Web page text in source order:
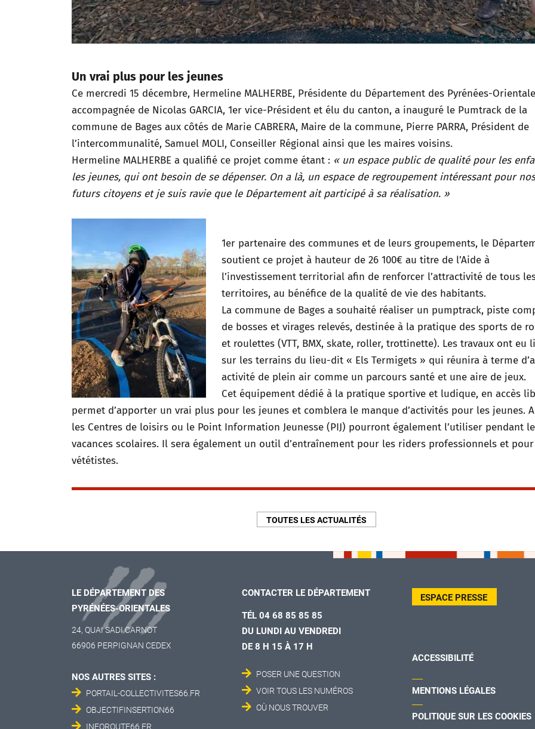
Un vrai plus pour les jeunes
Ce mercredi 15 décembre, Hermeline MALHERBE, Présidente du Département des Pyrénées-
accompagnée de Nicolas GARCIA, 1er vice-Président et élu du canton, a inauguré le Pumtrack de la
commune de Bages aux côtés de Marie CABRERA, Maire de la commune, Pierre PARRA, Président de
l’intercommunalité, Samuel MOLI, Conseiller Régional ainsi que les maires voisins.
Hermeline MALHERBE a qualifié ce projet comme étant : « un espace public de qualité pour les
les jeunes, qui ont besoin de se dépenser. On a là, un espace de regroupement intéressant pour nos
futurs citoyens et je suis ravie que le Département ait participé à sa réalisation. »
1er partenaire des communes et de leurs groupements, le
soutient ce projet à hauteur de 26 100€ au titre de l’Aide à
l’investissement territorial afin de renforcer l’attractivité de tous
territoires, au bénéfice de la qualité de vie des habitants.
La commune de Bages a souhaité réaliser un pumptrack, piste
de bosses et virages relevés, destinée à la pratique des sports de
et roulettes (VTT, BMX, skate, roller, trottinette). Les travaux ont eu
sur les terrains du lieu-dit « Els Termigets » qui réunira à terme
activité de plein air comme un parcours santé et une aire de jeux.
Cet équipement dédié à la pratique sportive et ludique, en accès
permet d’apporter un vrai plus pour les jeunes et comblera le manque d’activités pour les jeunes.
les Centres de loisirs ou le Point Information Jeunesse (PIJ) pourront également l’utiliser pendant
vacances scolaires. Il sera également un outil d’entraînement pour les riders professionnels et
vététistes.
TOUTES LES ACTUALITÉS
LE DÉPARTEMENT DES
PYRÉNÉES-ORIENTALES
24, QUAI SADI CARNOT
66906 PERPIGNAN CEDEX
NOS AUTRES SITES :
PORTAIL-COLLECTIVITES66.FR
OBJECTIFINSERTION66
INFOROUTE66.FR
CONTACTER LE DÉPARTEMENT
TÉL 04 68 85 85 85
DU LUNDI AU VENDREDI
DE 8 H 15 À 17 H
POSER UNE QUESTION
VOIR TOUS LES NUMÉROS
OÙ NOUS TROUVER
ESPACE PRESSE
ACCESSIBILITÉ
MENTIONS LÉGALES
POLITIQUE SUR LES COOKIES